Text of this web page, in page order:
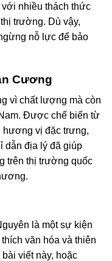
với nhiều thách thức
trường. Dù vậy,
nỗ lực để bảo
Cương
vì chất lượng mà còn
Được chế biến từ
hương vị đặc trưng,
dẫn địa lý đã giúp
trên thị trường quốc
là một sự kiện
văn hóa và thiên
viết này, hoặc